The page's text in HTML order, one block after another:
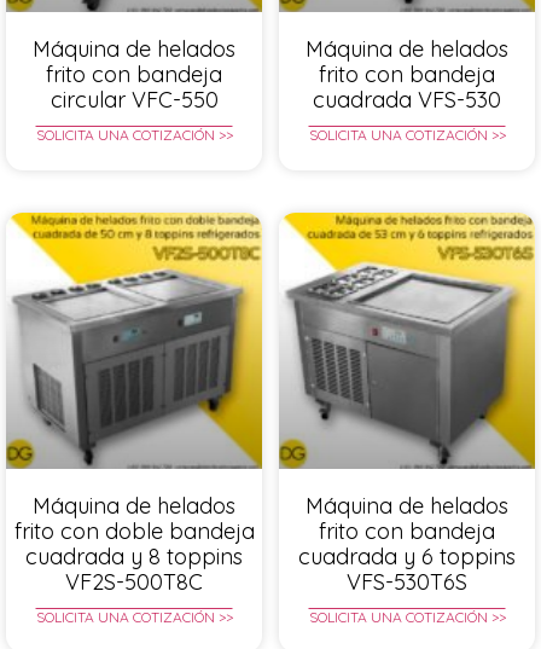
Máquina de helados
frito con bandeja
circular VFC-550
SOLICITA UNA COTIZACIÓN >>
Máquina de helados
frito con bandeja
cuadrada VFS-530
SOLICITA UNA COTIZACIÓN >>
Máquina de helados
frito con doble bandeja
cuadrada y 8 toppins
VF2S-500T8C
SOLICITA UNA COTIZACIÓN >>
Máquina de helados
frito con bandeja
cuadrada y 6 toppins
VFS-530T6S
SOLICITA UNA COTIZACIÓN >>